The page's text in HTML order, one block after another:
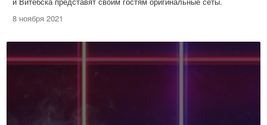
8 ноября 2021